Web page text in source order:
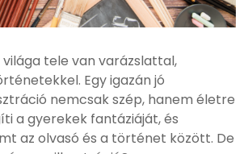
tele van varázslattal,
Egy igazán jó
nemcsak szép, hanem életre
a gyerekek fantáziáját, és
az olvasó és a történet között. De